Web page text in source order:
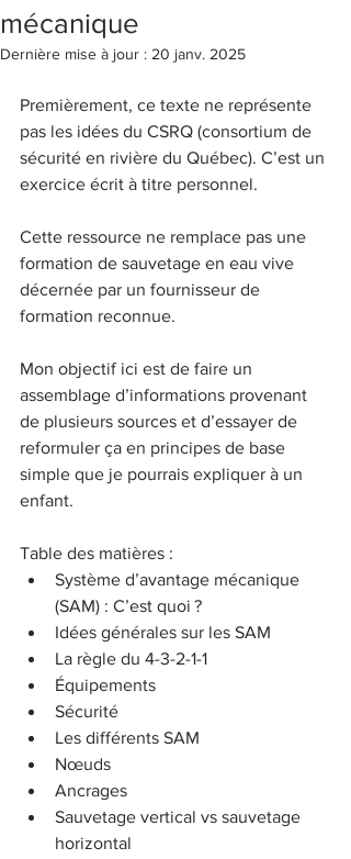
mécanique
Dernière mise à jour : 20 janv. 2025
Premièrement, ce texte ne représente
pas les idées du CSRQ (consortium de
sécurité en rivière du Québec). C’est un
exercice écrit à titre personnel.
Cette ressource ne remplace pas une
formation de sauvetage en eau vive
décernée par un fournisseur de
formation reconnue.
Mon objectif ici est de faire un
assemblage d’informations provenant
de plusieurs sources et d’essayer de
reformuler ça en principes de base
simple que je pourrais expliquer à un
enfant.
Table des matières :
Système d’avantage mécanique
(SAM) : C’est quoi ?
Idées générales sur les SAM
La règle du 4-3-2-1-1
Équipements
Sécurité
Les différents SAM
Nœuds
Ancrages
Sauvetage vertical vs sauvetage
horizontal